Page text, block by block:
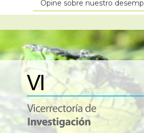
Opine sobre nuestro